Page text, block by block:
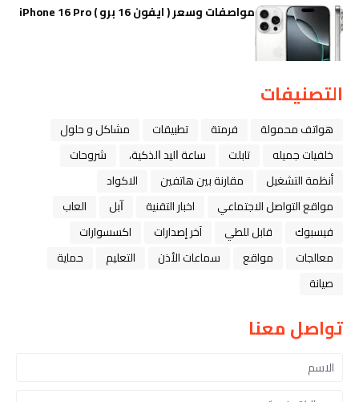
مواصفات وسعر ( ايفون 16 برو ) iPhone 16 Pro
التصنيفات
هواتف محمولة فرمتة تطبيقات
مشاكل و حلول
خلفيات جميله
تابلت ﺳﺎﻋﺔ ﺍﻟﻴﺪ ﺍﻟﺬﻛﻴﺔ،
شروحات
أنظمة التشغيل
مقارنة بين هاتفين
الاكواد
مواقع التواصل الاجتماعي
اخبار التقنية ﺁﺑﻞ
العاب
فيسبوك
قابل للطي آخر إصدارات
اكسسوارات
معالجات
مواقع سماعات الأذن التعليم
حماية
صيانة
تواصل معنا